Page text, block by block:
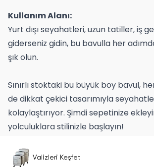
Kullanım Alanı:
Yurt dışı seyahatleri, uzun tatiller, iş
giderseniz gidin, bu bavulla her
şık olun.
Sınırlı stoktaki bu büyük boy bavul,
de dikkat çekici tasarımıyla
kolaylaştırıyor. Şimdi sepetinize
yolculuklara stilinizle başlayın!
Valizleri Keşfet